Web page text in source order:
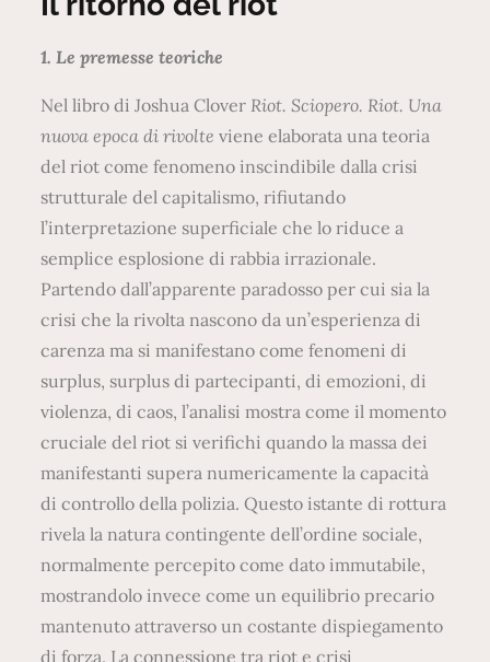
1. Le premesse teoriche
Nel libro di Joshua Clover Riot. Sciopero. Riot. Una
nuova epoca di rivolte viene elaborata una teoria
del riot come fenomeno inscindibile dalla crisi
strutturale del capitalismo, rifiutando
l’interpretazione superficiale che lo riduce a
semplice esplosione di rabbia irrazionale.
Partendo dall’apparente paradosso per cui sia la
crisi che la rivolta nascono da un’esperienza di
carenza ma si manifestano come fenomeni di
surplus, surplus di partecipanti, di emozioni, di
violenza, di caos, l’analisi mostra come il momento
cruciale del riot si verifichi quando la massa dei
manifestanti supera numericamente la capacità
di controllo della polizia. Questo istante di rottura
rivela la natura contingente dell’ordine sociale,
normalmente percepito come dato immutabile,
mostrandolo invece come un equilibrio precario
mantenuto attraverso un costante dispiegamento
di forza. La connessione tra riot e crisi